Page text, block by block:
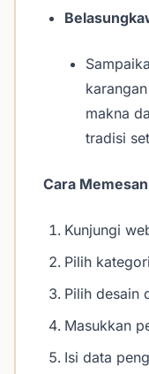
makna
tradisi
Cara
Kunjungi
Pilih
Pilih desain
Masukkan
Isi data